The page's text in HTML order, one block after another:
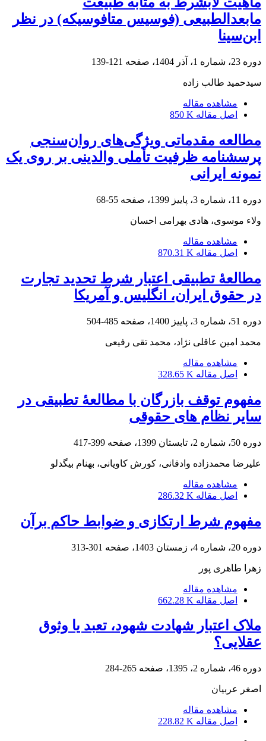
مابعدالطبیعی (فوسیس متافوسیکه) در نظر
ابن‌سینا
دوره 23، شماره 1، آذر 1404، صفحه 121-139
سیدحمید طالب زاده
مشاهده مقاله
اصل مقاله 850 K
مطالعه مقدماتی ویژگی‌های روان‌سنجی
پرسشنامه ظرفیت تأملی والدینی بر روی یک
نمونه ایرانی
دوره 11، شماره 3، پاییز 1399، صفحه 55-68
ولاء موسوی، هادی بهرامی احسان
مشاهده مقاله
اصل مقاله 870.31 K
دوره 51، شماره 3، پاییز 1400، صفحه 485-504
محمد امین عاقلی نژاد، محمد تقی رفیعی
مشاهده مقاله
اصل مقاله 328.65 K
مفهوم توقف بازرگان با مطالعۀ تطبیقی در
سایر نظام های حقوقی
دوره 50، شماره 2، تابستان 1399، صفحه 399-417
علیرضا محمدزاده وادقانی، کورش کاویانی، بهنام بیگدلو
مشاهده مقاله
اصل مقاله 286.32 K
مفهوم شرط ارتکازی و ضوابط حاکم برآن
دوره 20، شماره 4، زمستان 1403، صفحه 301-313
زهرا طاهری پور
مشاهده مقاله
اصل مقاله 662.28 K
ملاک اعتبار شهادت شهود، تعبد یا وثوق
عقلایی؟
دوره 46، شماره 2، 1395، صفحه 265-284
اصغر عربیان
مشاهده مقاله
اصل مقاله 228.82 K